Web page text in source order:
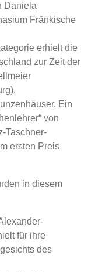
Daniela
Fränkische
erhielt die
zur Zeit der
Ein
von
Taschner-
ersten Preis
in diesem
für ihre
des